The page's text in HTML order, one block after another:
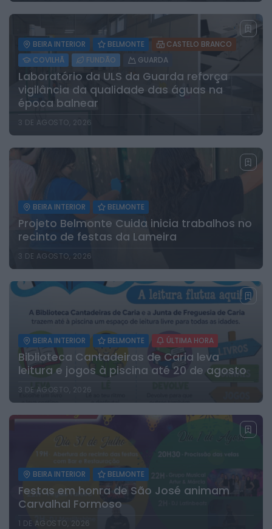
BEIRA INTERIOR BELMONTE
CASTELO BRANCO
COVILHÃ
FUNDÃO GUARDA
Laboratório da ULS da Guarda reforça
vigilância da qualidade das águas na
época balnear
3 DE AGOSTO, 2026
BEIRA INTERIOR BELMONTE
Projeto Belmonte Cuida inicia trabalhos no
recinto de festas da Lameira
3 DE AGOSTO, 2026
BEIRA INTERIOR BELMONTE ÚLTIMA HORA
Biblioteca Cantadeiras de Caria leva
leitura e jogos à piscina até 20 de agosto
3 DE AGOSTO, 2026
BEIRA INTERIOR BELMONTE
Festas em honra de São José animam
Carvalhal Formoso
1 DE AGOSTO, 2026